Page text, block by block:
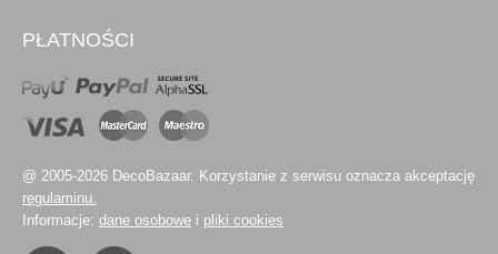
PŁATNOŚCI
@ 2005-2026 DecoBazaar. Korzystanie z serwisu oznacza akceptację
regulaminu.
Informacje: dane osobowe i pliki cookies